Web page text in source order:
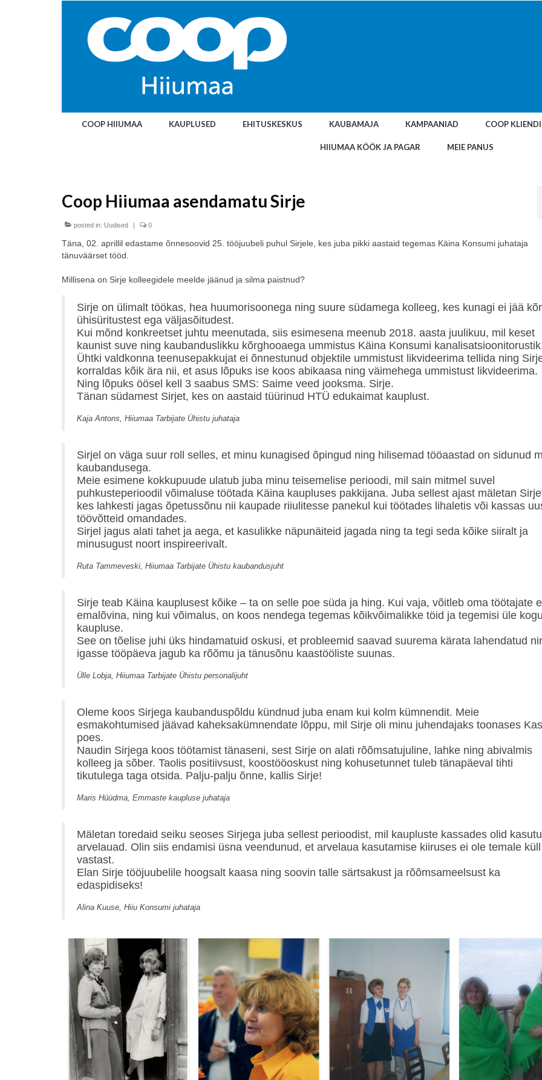
COOP HIIUMAA KAUPLUSED EHITUSKESKUS KAUBAMAJA KAMPAANIAD COOP
HIIUMAA KÖÖK JA PAGAR MEIE PANUS
Coop Hiiumaa asendamatu Sirje
posted in: Uudised | 0
Täna, 02. aprillil edastame õnnesoovid 25. tööjuubeli puhul Sirjele, kes juba pikki aastaid tegemas Käina Konsumi juhataja
tänuväärset tööd.
Millisena on Sirje kolleegidele meelde jäänud ja silma paistnud?
Sirje on ülimalt töökas, hea huumorisoonega ning suure südamega kolleeg, kes kunagi ei jää
ühisüritustest ega väljasõitudest.
Kui mõnd konkreetset juhtu meenutada, siis esimesena meenub 2018. aasta juulikuu, mil keset
kaunist suve ning kaubanduslikku kõrghooaega ummistus Käina Konsumi
Ühtki valdkonna teenusepakkujat ei õnnestunud objektile ummistust likvideerima tellida ning
korraldas kõik ära nii, et asus lõpuks ise koos abikaasa ning väimehega ummistust likvideerima.
Ning lõpuks öösel kell 3 saabus SMS: Saime veed jooksma. Sirje.
Tänan südamest Sirjet, kes on aastaid tüürinud HTÜ edukaimat kauplust.
Kaja Antons, Hiiumaa Tarbijate Ühistu juhataja
Sirjel on väga suur roll selles, et minu kunagised õpingud ning hilisemad tööaastad on sidunud
kaubandusega.
Meie esimene kokkupuude ulatub juba minu teisemelise perioodi, mil sain mitmel suvel
puhkusteperioodil võimaluse töötada Käina kaupluses pakkijana. Juba sellest ajast mäletan
kes lahkesti jagas õpetussõnu nii kaupade riiulitesse panekul kui töötades lihaletis või kassas
töövõtteid omandades.
Sirjel jagus alati tahet ja aega, et kasulikke näpunäiteid jagada ning ta tegi seda kõike siiralt ja
minusugust noort inspireerivalt.
Ruta Tammeveski, Hiiumaa Tarbijate Ühistu kaubandusjuht
Sirje teab Käina kauplusest kõike – ta on selle poe süda ja hing. Kui vaja, võitleb oma töötajate
emalõvina, ning kui võimalus, on koos nendega tegemas kõikvõimalikke töid ja tegemisi üle
kaupluse.
See on tõelise juhi üks hindamatuid oskusi, et probleemid saavad suurema kärata lahendatud
igasse tööpäeva jagub ka rõõmu ja tänusõnu kaastööliste suunas.
Ülle Lobja, Hiiumaa Tarbijate Ühistu personalijuht
Oleme koos Sirjega kaubanduspõldu kündnud juba enam kui kolm kümnendit. Meie
esmakohtumised jäävad kaheksakümnendate lõppu, mil Sirje oli minu juhendajaks toonases
poes.
Naudin Sirjega koos töötamist tänaseni, sest Sirje on alati rõõmsatujuline, lahke ning abivalmis
kolleeg ja sõber. Taolis positiivsust, koostööoskust ning kohusetunnet tuleb tänapäeval tihti
tikutulega taga otsida. Palju-palju õnne, kallis Sirje!
Maris Hüüdma, Emmaste kaupluse juhataja
Mäletan toredaid seiku seoses Sirjega juba sellest perioodist, mil kaupluste kassades olid
arvelauad. Olin siis endamisi üsna veendunud, et arvelaua kasutamise kiiruses ei ole temale küll
vastast.
Elan Sirje tööjuubelile hoogsalt kaasa ning soovin talle särtsakust ja rõõmsameelsust ka
edaspidiseks!
Alina Kuuse, Hiiu Konsumi juhataja